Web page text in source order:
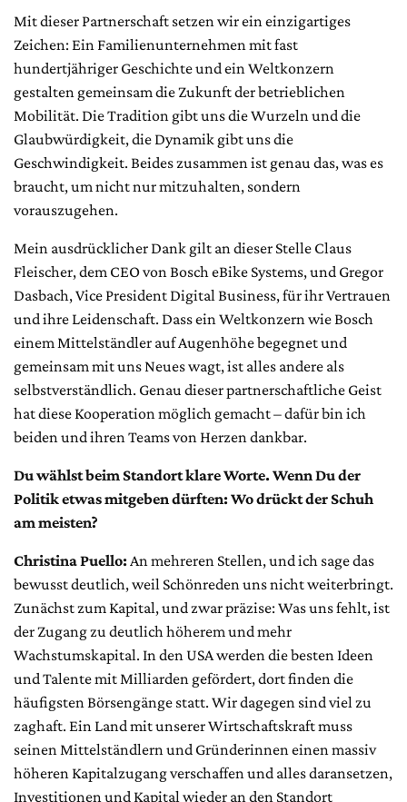
Mit dieser Partnerschaft setzen wir ein einzigartiges
Zeichen: Ein Familienunternehmen mit fast
hundertjähriger Geschichte und ein Weltkonzern
gestalten gemeinsam die Zukunft der betrieblichen
Mobilität. Die Tradition gibt uns die Wurzeln und die
Glaubwürdigkeit, die Dynamik gibt uns die
Geschwindigkeit. Beides zusammen ist genau das, was es
braucht, um nicht nur mitzuhalten, sondern
vorauszugehen.
Mein ausdrücklicher Dank gilt an dieser Stelle Claus
Fleischer, dem CEO von Bosch eBike Systems, und Gregor
Dasbach, Vice President Digital Business, für ihr Vertrauen
und ihre Leidenschaft. Dass ein Weltkonzern wie Bosch
einem Mittelständler auf Augenhöhe begegnet und
gemeinsam mit uns Neues wagt, ist alles andere als
selbstverständlich. Genau dieser partnerschaftliche Geist
hat diese Kooperation möglich gemacht – dafür bin ich
beiden und ihren Teams von Herzen dankbar.
Du wählst beim Standort klare Worte. Wenn Du der
Politik etwas mitgeben dürften: Wo drückt der Schuh
am meisten?
Christina Puello:An mehreren Stellen, und ich sage das
bewusst deutlich, weil Schönreden uns nicht weiterbringt.
Zunächst zum Kapital, und zwar präzise: Was uns fehlt, ist
der Zugang zu deutlich höherem und mehr
Wachstumskapital. In den USA werden die besten Ideen
und Talente mit Milliarden gefördert, dort finden die
häufigsten Börsengänge statt. Wir dagegen sind viel zu
zaghaft. Ein Land mit unserer Wirtschaftskraft muss
seinen Mittelständlern und Gründerinnen einen massiv
höheren Kapitalzugang verschaffen und alles daransetzen,
Investitionen und Kapital wieder an den Standort